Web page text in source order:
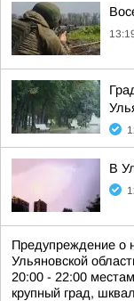
В
Предупреждение о
Ульяновской
20:00 - 22:00
крупный град,